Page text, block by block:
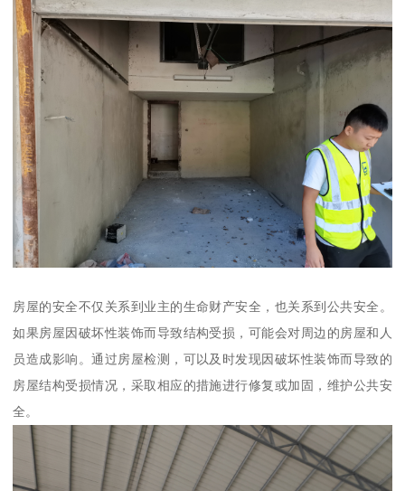
房屋的安全不仅关系到业主的生命财产安全，也关系到公共安全。
如果房屋因破坏性装饰而导致结构受损，可能会对周边的房屋和人
员造成影响。通过房屋检测，可以及时发现因破坏性装饰而导致的
房屋结构受损情况，采取相应的措施进行修复或加固，维护公共安
全。